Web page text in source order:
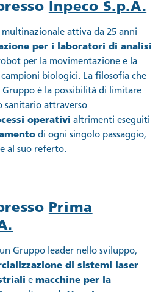
Inpeco S.p.A.
multinazionale attiva da 25 anni
per i laboratori di analisi
per la movimentazione e la
biologici. La filosofia che
Gruppo è la possibilità di limitare
sanitario attraverso
operativi altrimenti eseguiti
di ogni singolo passaggio,
al suo referto.
Prima
Gruppo leader nello sviluppo,
di sistemi laser
e macchine per la